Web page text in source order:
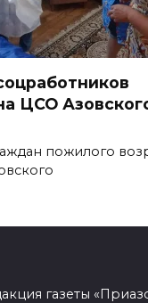
ЦСО
пожилого
газеты